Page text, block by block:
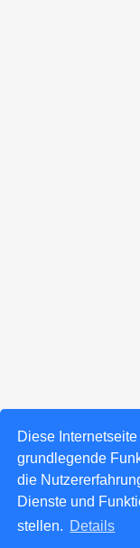
Diese
grundlegende
die
Dienste und
stellen. Details